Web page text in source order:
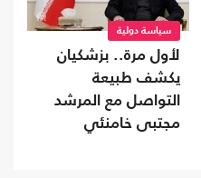
سياسة دولية
لأول مرة.. بزشكيان
يكشف طبيعة
التواصل مع المرشد
مجتبى خامنئي